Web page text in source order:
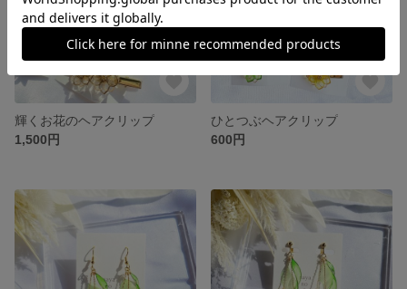
輝くお花のヘアクリップ
1,500円
ひとつぶヘアクリップ
600円